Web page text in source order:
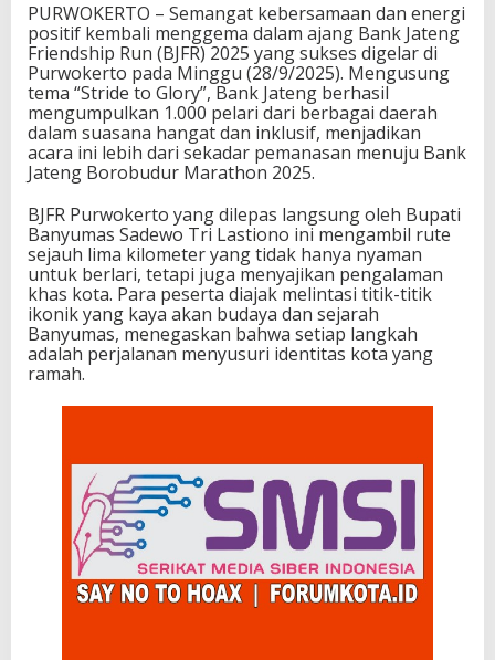
PURWOKERTO – Semangat kebersamaan dan energi
positif kembali menggema dalam ajang Bank Jateng
Friendship Run (BJFR) 2025 yang sukses digelar di
Purwokerto pada Minggu (28/9/2025). Mengusung
tema “Stride to Glory”, Bank Jateng berhasil
mengumpulkan 1.000 pelari dari berbagai daerah
dalam suasana hangat dan inklusif, menjadikan
acara ini lebih dari sekadar pemanasan menuju Bank
Jateng Borobudur Marathon 2025.
BJFR Purwokerto yang dilepas langsung oleh Bupati
Banyumas Sadewo Tri Lastiono ini mengambil rute
sejauh lima kilometer yang tidak hanya nyaman
untuk berlari, tetapi juga menyajikan pengalaman
khas kota. Para peserta diajak melintasi titik-titik
ikonik yang kaya akan budaya dan sejarah
Banyumas, menegaskan bahwa setiap langkah
adalah perjalanan menyusuri identitas kota yang
ramah.